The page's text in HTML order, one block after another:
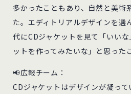
多かったこともあり、自然と美術
た。エディトリアルデザインを選
代にCDジャケットを見て「いい
ットを作ってみたいな」と思った
📢広報チーム：
CDジャケットはデザインが凝っ